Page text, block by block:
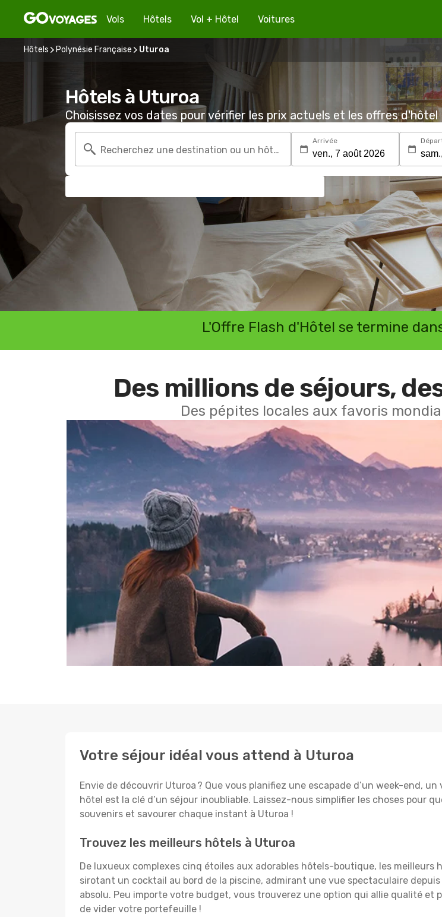
Vols Hôtels Vol + Hôtel Voitures
Hôtels Polynésie Française Uturoa
Hôtels à Uturoa
Choisissez vos dates pour vérifier les prix actuels et les offres d'hôtel
Recherchez une destination ou un hôtel
Arrivée
L'Offre Flash d'Hôtel se termine
Des millions de séjours,
Des pépites locales aux favoris
Votre séjour idéal vous attend à Uturoa
Envie de découvrir Uturoa ? Que vous planifiez une escapade d’un week-end,
hôtel est la clé d’un séjour inoubliable. Laissez-nous simplifier les choses pour
souvenirs et savourer chaque instant à Uturoa !
Trouvez les meilleurs hôtels à Uturoa
De luxueux complexes cinq étoiles aux adorables hôtels-boutique, les
sirotant un cocktail au bord de la piscine, admirant une vue spectaculaire
absolu. Peu importe votre budget, vous trouverez une option qui allie qualité et
de vider votre portefeuille !